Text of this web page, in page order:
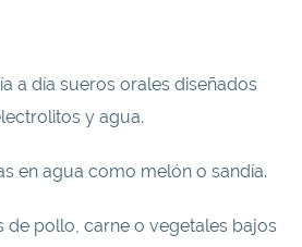
a día sueros orales diseñados
y agua.
en agua como melón o sandía.
de pollo, carne o vegetales bajos